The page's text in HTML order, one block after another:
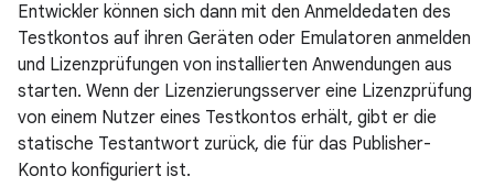
Entwickler können sich dann mit den Anmeldedaten des
Testkontos auf ihren Geräten oder Emulatoren anmelden
und Lizenzprüfungen von installierten Anwendungen aus
starten. Wenn der Lizenzierungsserver eine Lizenzprüfung
von einem Nutzer eines Testkontos erhält, gibt er die
statische Testantwort zurück, die für das Publisher-
Konto konfiguriert ist.